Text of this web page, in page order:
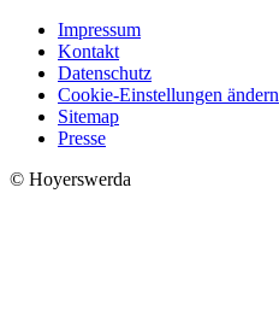
Impressum
Kontakt
Datenschutz
Cookie-Einstellungen ändern
Sitemap
Presse
© Hoyerswerda